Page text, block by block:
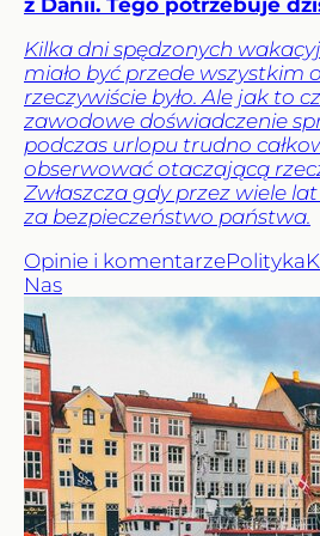
Kilka dni spędzonych
miało być przede wszystkim
rzeczywiście było. Ale jak to
zawodowe doświadczenie
podczas urlopu trudno
obserwować otaczającą
Zwłaszcza gdy przez wiele
za bezpieczeństwo państwa.
Opinie i komentarzePolityka
Nas